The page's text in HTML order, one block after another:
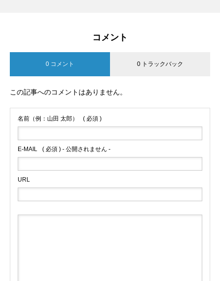
コメント
0 コメント 0 トラックバック
この記事へのコメントはありません。
名前（例：山田 太郎） ( 必須 )
E-MAIL ( 必須 ) - 公開されません -
URL